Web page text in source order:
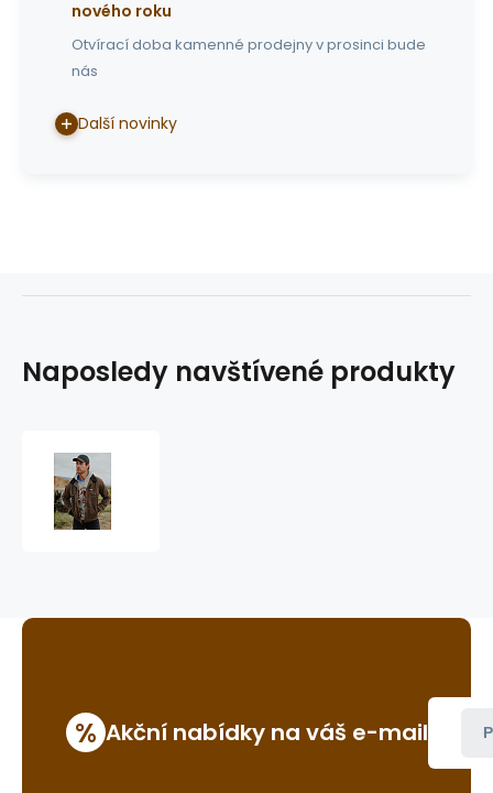
nového roku
Otvírací doba kamenné prodejny v prosinci bude
nás
Další novinky
Naposledy navštívené produkty
% Akční nabídky na váš e-mail